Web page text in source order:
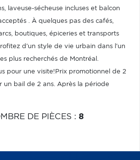
laveuse-sécheuse incluses et balcon
. À quelques pas des cafés,
boutiques, épiceries et transports
d'un style de vie urbain dans l'un
plus recherchés de Montréal.
pour une visite!Prix promotionnel de 2
un bail de 2 ans. Après la période
s'applique.
DE PIÈCES : 8